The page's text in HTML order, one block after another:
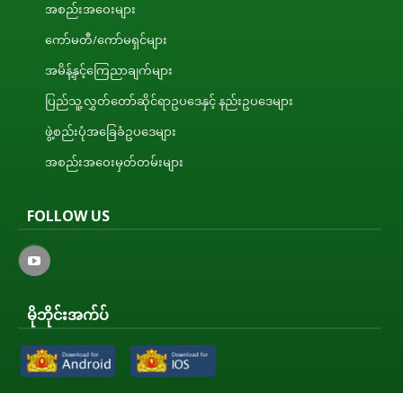
အစည်းအဝေးများ
ကော်မတီ/ကော်မရှင်များ
အမိန့်နှင့်ကြေညာချက်များ
ပြည်သူ့လွှတ်တော်ဆိုင်ရာဥပဒေနှင့် နည်းဥပဒေများ
ဖွဲ့စည်းပုံအခြေခံဥပဒေများ
အစည်းအဝေးမှတ်တမ်းများ
FOLLOW US
မိုဘိုင်းအက်ပ်